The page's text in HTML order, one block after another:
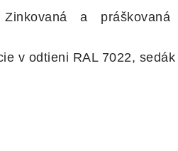
Zinkovaná a práškovaná
v odtieni RAL 7022,